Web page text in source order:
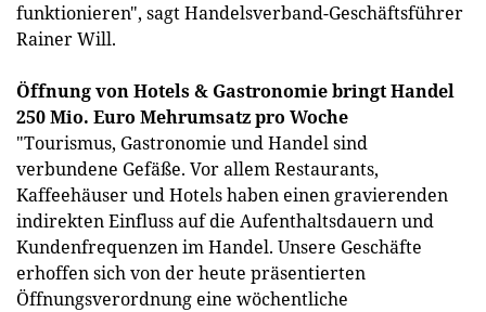
funktionieren", sagt Handelsverband-Geschäftsführer
Rainer Will.
Öffnung von Hotels & Gastronomie bringt Handel
250 Mio. Euro Mehrumsatz pro Woche
"Tourismus, Gastronomie und Handel sind
verbundene Gefäße. Vor allem Restaurants,
Kaffeehäuser und Hotels haben einen gravierenden
indirekten Einfluss auf die Aufenthaltsdauern und
Kundenfrequenzen im Handel. Unsere Geschäfte
erhoffen sich von der heute präsentierten
Öffnungsverordnung eine wöchentliche